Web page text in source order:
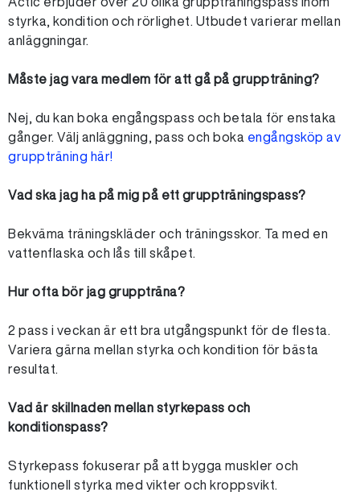
styrka, kondition och rörlighet. Utbudet varierar mellan
anläggningar.
Måste jag vara medlem för att gå på gruppträning?
Nej, du kan boka engångspass och betala för enstaka
gånger. Välj anläggning, pass och boka engångsköp av
gruppträning här!
Vad ska jag ha på mig på ett gruppträningspass?
Bekväma träningskläder och träningsskor. Ta med en
vattenflaska och lås till skåpet.
Hur ofta bör jag gruppträna?
2 pass i veckan är ett bra utgångspunkt för de flesta.
Variera gärna mellan styrka och kondition för bästa
resultat.
Vad är skillnaden mellan styrkepass och
konditionspass?
Styrkepass fokuserar på att bygga muskler och
funktionell styrka med vikter och kroppsvikt.